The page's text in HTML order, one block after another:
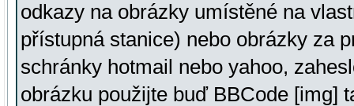
odkazy na obrázky umístěné na
přístupná stanice) nebo obrázky za
schránky hotmail nebo yahoo,
obrázku použijte buď BBCode [img]